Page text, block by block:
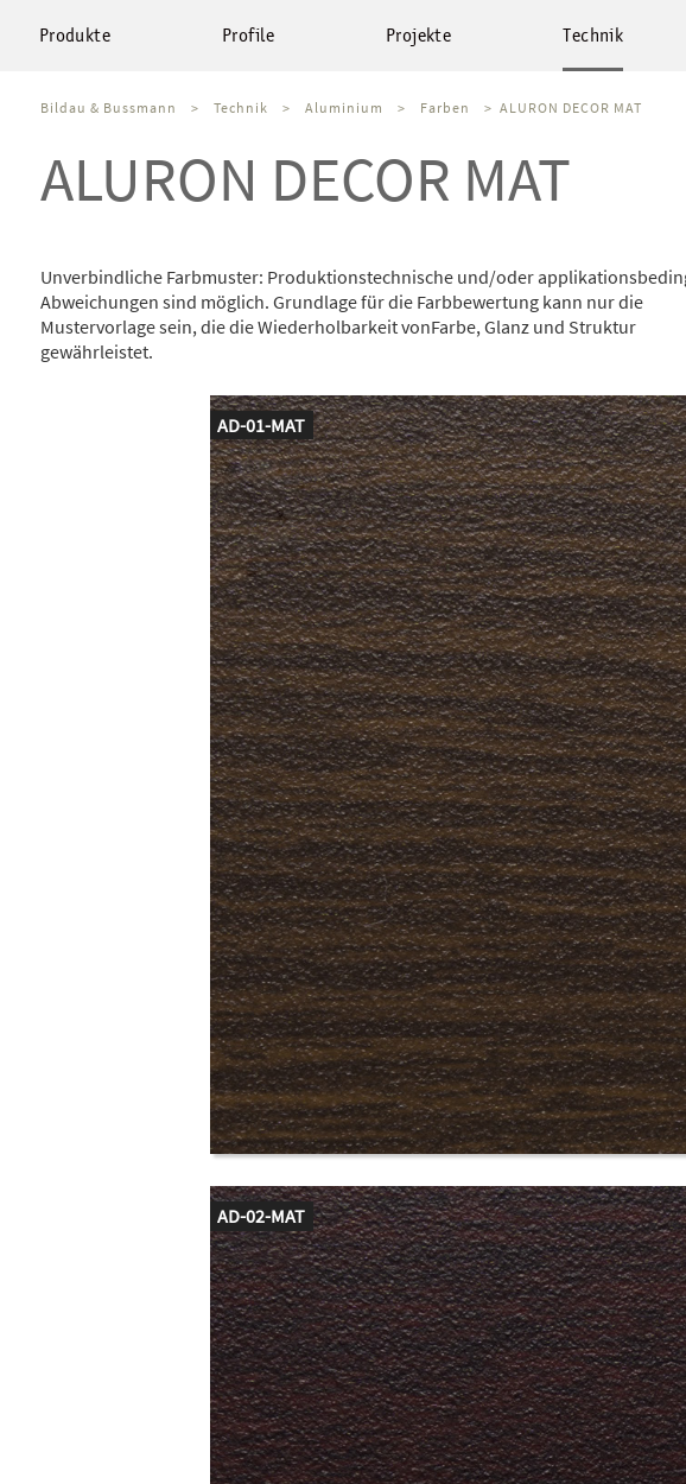
Produkte Profile Projekte Technik
Bildau & Bussmann > Technik > Aluminium > Farben > ALURON DECOR MAT
ALURON DECOR MAT
Unverbindliche Farbmuster: Produktionstechnische und/oder
Abweichungen sind möglich. Grundlage für die Farbbewertung kann nur die
Mustervorlage sein, die die Wiederholbarkeit vonFarbe, Glanz und Struktur
gewährleistet.
AD-01-MAT
AD-02-MAT